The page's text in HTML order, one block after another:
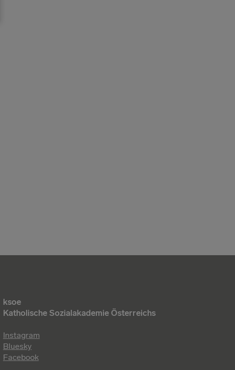
ksoe
Katholische Sozialakademie Österreichs
Instagram
Bluesky
Facebook